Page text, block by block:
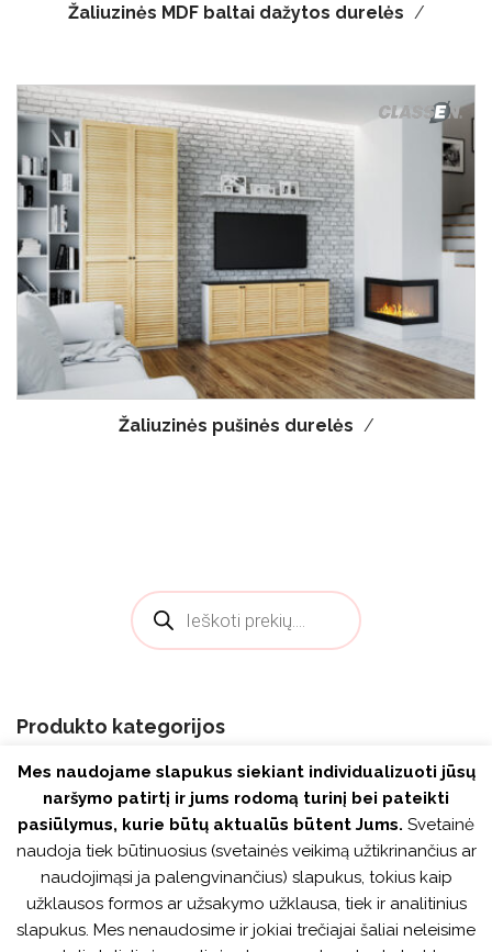
Žaliuzinės MDF baltai dažytos durelės /
Žaliuzinės pušinės durelės /
Products search
Produkto kategorijos
Laminuotos grindys
Vinilinės grindų dangos
Grindjuostės iš poliuretano
Grindjuostės iš PVC
Mes naudojame slapukus siekiant individualizuoti jūsų
naršymo patirtį ir jums rodomą turinį bei pateikti
pasiūlymus, kurie būtų aktualūs būtent Jums. Svetainė
naudoja tiek būtinuosius (svetainės veikimą užtikrinančius ar
naudojimąsi ja palengvinančius) slapukus, tokius kaip
užklausos formos ar užsakymo užklausa, tiek ir analitinius
slapukus. Mes nenaudosime ir jokiai trečiajai šaliai neleisime